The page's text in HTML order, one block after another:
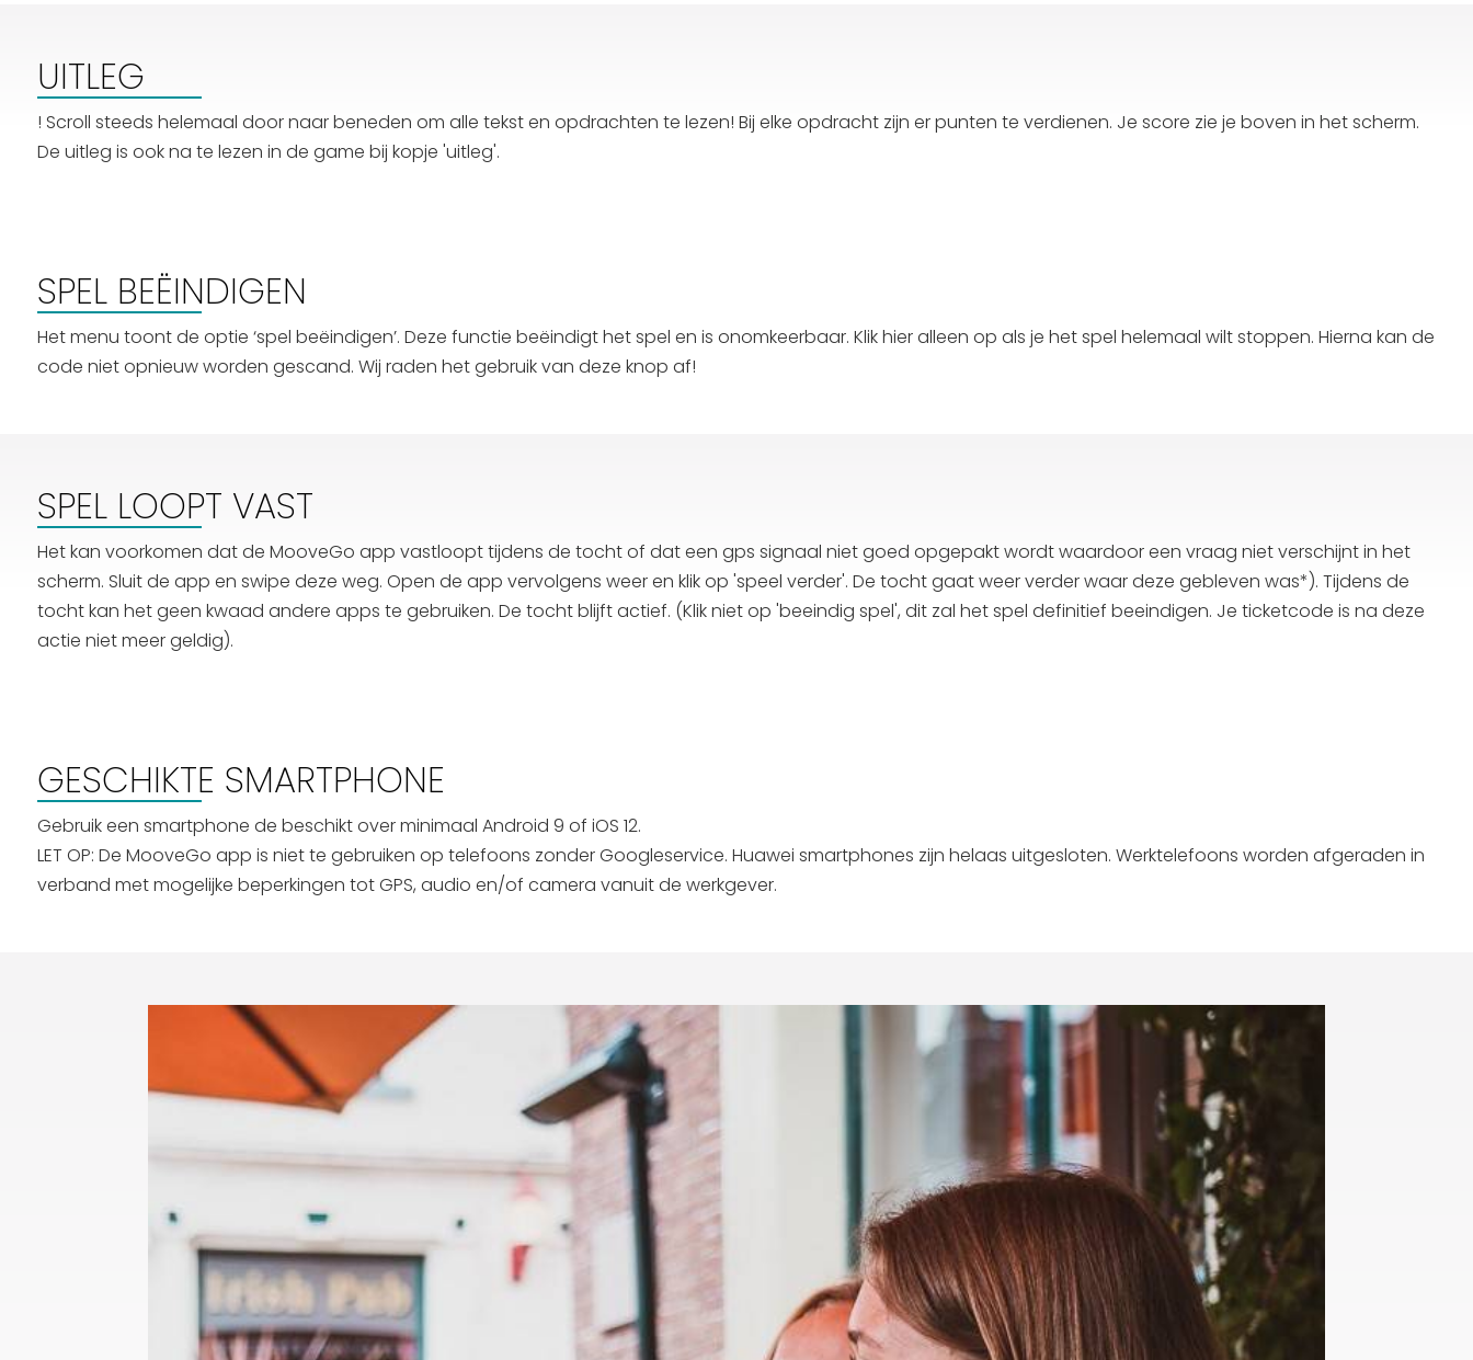
UITLEG
! Scroll steeds helemaal door naar beneden om alle tekst en opdrachten te lezen! Bij elke opdracht zijn er punten te verdienen. Je score zie je boven in het scherm.
De uitleg is ook na te lezen in de game bij kopje 'uitleg'.
SPEL BEËINDIGEN
Het menu toont de optie ‘spel beëindigen’. Deze functie beëindigt het spel en is onomkeerbaar. Klik hier alleen op als je het spel helemaal wilt stoppen. Hierna kan de
code niet opnieuw worden gescand. Wij raden het gebruik van deze knop af!
SPEL LOOPT VAST
Het kan voorkomen dat de MooveGo app vastloopt tijdens de tocht of dat een gps signaal niet goed opgepakt wordt waardoor een vraag niet verschijnt in het
scherm. Sluit de app en swipe deze weg. Open de app vervolgens weer en klik op 'speel verder'. De tocht gaat weer verder waar deze gebleven was*). Tijdens de
tocht kan het geen kwaad andere apps te gebruiken. De tocht blijft actief. (Klik niet op 'beeindig spel', dit zal het spel definitief beeindigen. Je ticketcode is na deze
actie niet meer geldig).
GESCHIKTE SMARTPHONE
Gebruik een smartphone de beschikt over minimaal Android 9 of iOS 12.
LET OP: De MooveGo app is niet te gebruiken op telefoons zonder Googleservice. Huawei smartphones zijn helaas uitgesloten. Werktelefoons worden afgeraden in
verband met mogelijke beperkingen tot GPS, audio en/of camera vanuit de werkgever.